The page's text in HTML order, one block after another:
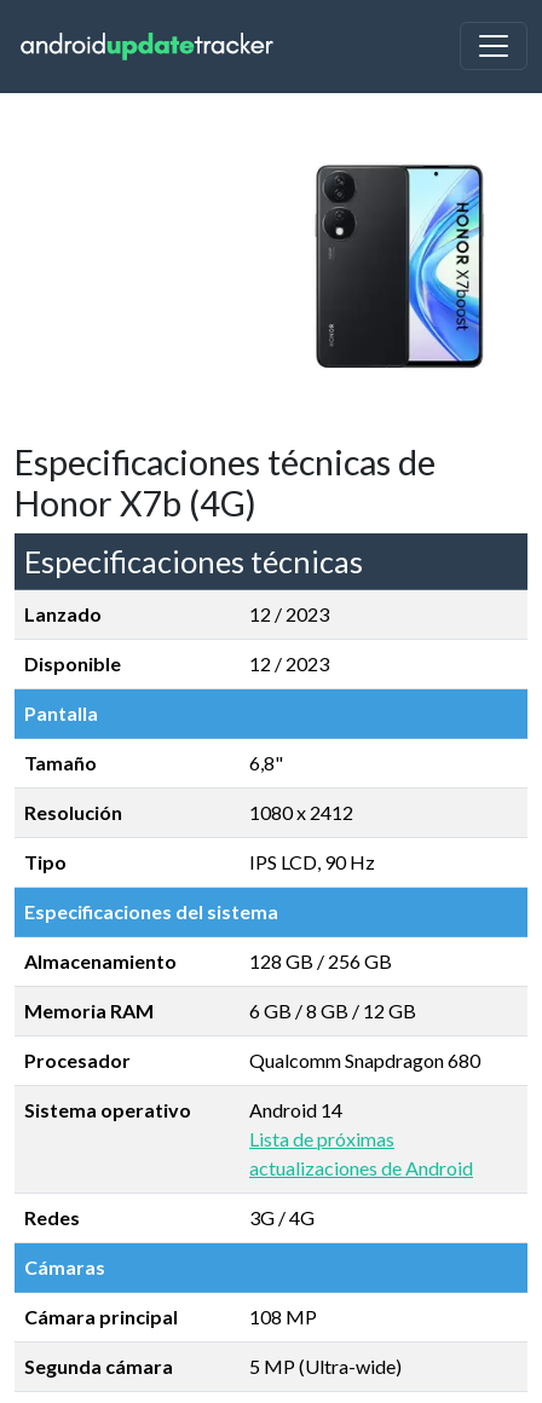
Especificaciones técnicas de
Honor X7b (4G)
Especificaciones técnicas
Lanzado 12 / 2023
Disponible 12 / 2023
Pantalla
Tamaño 6,8"
Resolución 1080 x 2412
Tipo IPS LCD, 90 Hz
Especificaciones del sistema
Almacenamiento 128 GB / 256 GB
Memoria RAM 6 GB /8 GB / 12 GB
Procesador Qualcomm Snapdragon 680
Sistema operativo
Android 14
Lista de próximas
actualizaciones de Android
Redes 3G / 4G
Cámaras
Cámara principal 108 MP
Segunda cámara 5 MP (Ultra-wide)